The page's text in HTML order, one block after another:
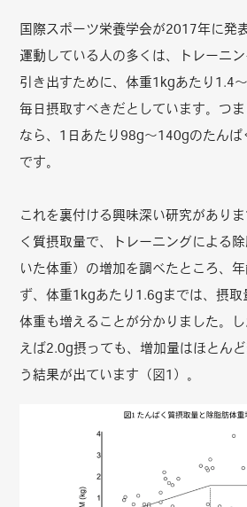
国際スポーツ栄養学会が2017年に発
運動している人の多くは、トレーニ
引き出すために、体重1kgあたり1.4
毎日摂取すべきだとしています。つ
なら、1日あたり98g～140gのたんぱ
です。
これを裏付ける興味深い研究があり
く質摂取量で、トレーニングによる
いた体重）の増加を調べたところ、
ず、体重1kgあたり1.6gまでは、摂取
体重も増えることが分かりました。
えば2.0g摂っても、増加量はほとん
う結果が出ています（図1）。